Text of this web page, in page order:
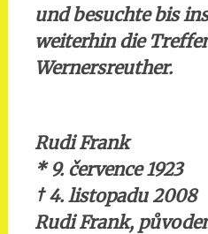
und besuchte bis
weiterhin die
Wernersreuther.
Rudi Frank
* 9. července 1923
† 4. listopadu 2008
Rudi Frank,